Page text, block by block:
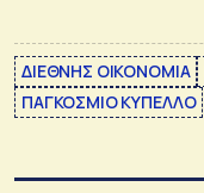
ΔΙΕΘΝΗΣ ΟΙΚΟΝΟΜΙΑ
ΠΑΓΚΟΣΜΙΟ ΚΥΠΕΛΛΟ